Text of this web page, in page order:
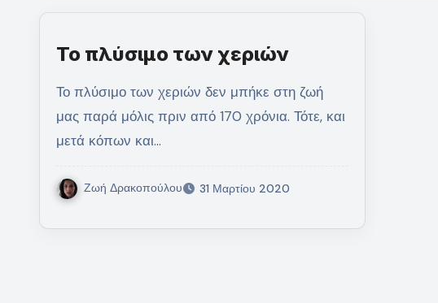
Το πλύσιμο των χεριών
Το πλύσιμο των χεριών δεν μπήκε στη ζωή
μας παρά μόλις πριν από 170 χρόνια. Τότε, και
μετά κόπων και…
Ζωή Δρακοπούλου 31 Μαρτίου 2020